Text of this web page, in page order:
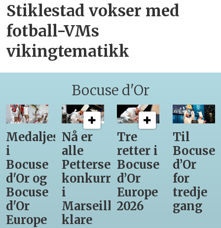
Stiklestad vokser med
fotball-VMs
vikingtematikk
Bocuse d'Or
Medaljestatistikk
i
Bocuse
d'Or og
Bocuse
d'Or
Europe
Nå er
alle
Pettersens
konkurrenter
i
Marseille
klare
Tre
retter i
Bocuse
d’Or
Europe
2026
Til
Bocuse
d’Or
for
tredje
gang